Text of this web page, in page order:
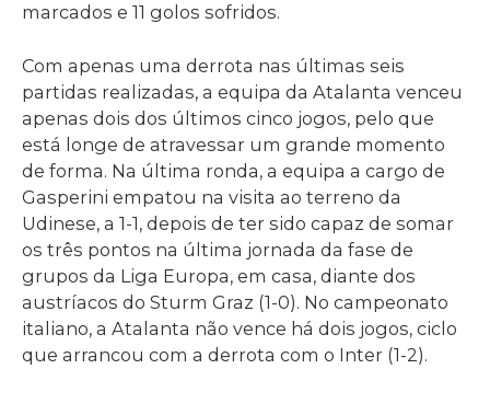
marcados e 11 golos sofridos.
Com apenas uma derrota nas últimas seis
partidas realizadas, a equipa da Atalanta venceu
apenas dois dos últimos cinco jogos, pelo que
está longe de atravessar um grande momento
de forma. Na última ronda, a equipa a cargo de
Gasperini empatou na visita ao terreno da
Udinese, a 1-1, depois de ter sido capaz de somar
os três pontos na última jornada da fase de
grupos da Liga Europa, em casa, diante dos
austríacos do Sturm Graz (1-0). No campeonato
italiano, a Atalanta não vence há dois jogos, ciclo
que arrancou com a derrota com o Inter (1-2).